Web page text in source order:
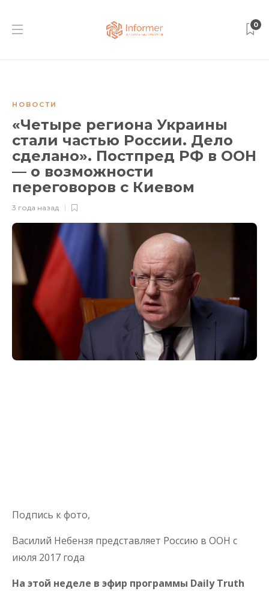
0
НОВОСТИ
«Четыре региона Украины
стали частью России. Дело
сделано». Постпред РФ в ООН
— о возможности
переговоров с Киевом
3 года назад
Подпись к фото,
Василий Небензя представляет Россию в ООН с
июля 2017 года
На этой неделе в эфир программы Daily Truth